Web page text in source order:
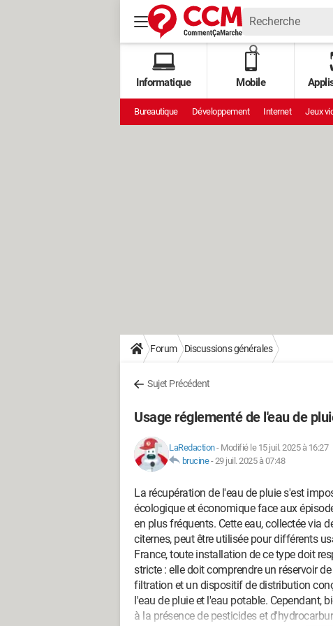
Informatique Mobile
Bureautique Développement Internet Jeux
Forum Discussions générales
Sujet Précédent
Usage réglementé de l'eau de
LaRedaction- Modifié le 15 juil. 2025 à 16:27
brucine-29 juil. 2025 à 07:48
La récupération de l'eau de pluie s'est
écologique et économique face aux
en plus fréquents. Cette eau, collectée via
citernes, peut être utilisée pour différents
France, toute installation de ce type doit
stricte : elle doit comprendre un réservoir
filtration et un dispositif de distribution
l'eau de pluie et l'eau potable. Cependant,
à la présence de pesticides et